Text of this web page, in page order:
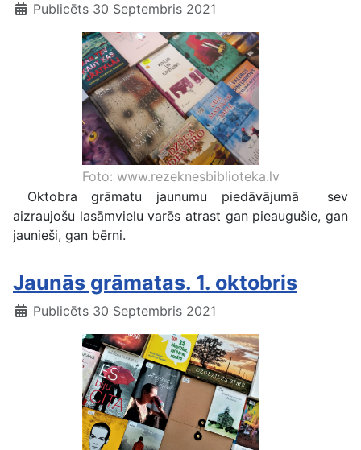
Publicēts 30 Septembris 2021
Foto: www.rezeknesbiblioteka.lv
Oktobra grāmatu jaunumu piedāvājumā sev
aizraujošu lasāmvielu varēs atrast gan pieaugušie, gan
jaunieši, gan bērni.
Jaunās grāmatas. 1. oktobris
Publicēts 30 Septembris 2021